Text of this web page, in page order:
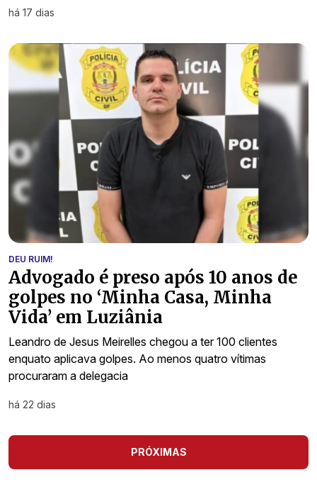
há 17 dias
DEU RUIM!
Advogado é preso após 10 anos de
golpes no ‘Minha Casa, Minha
Vida’ em Luziânia
Leandro de Jesus Meirelles chegou a ter 100 clientes
enquato aplicava golpes. Ao menos quatro vítimas
procuraram a delegacia
há 22 dias
PRÓXIMAS